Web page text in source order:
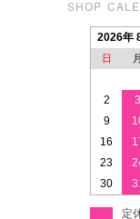
SHOP
2026年
日 月
2
3
9
16
23
30
定